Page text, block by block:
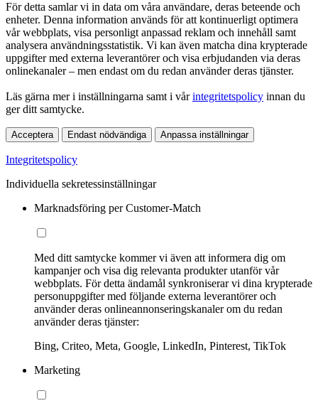
För detta samlar vi in data om våra användare, deras beteende och
enheter. Denna information används för att kontinuerligt optimera
vår webbplats, visa personligt anpassad reklam och innehåll samt
analysera användningsstatistik. Vi kan även matcha dina krypterade
uppgifter med externa leverantörer och visa erbjudanden via deras
onlinekanaler – men endast om du redan använder deras tjänster.
Läs gärna mer i inställningarna samt i vårintegritetspolicy innan du
ger ditt samtycke.
Acceptera Endast nödvändiga Anpassa inställningar
Integritetspolicy
Individuella sekretessinställningar
Marknadsföring per Customer-Match
Med ditt samtycke kommer vi även att informera dig om
kampanjer och visa dig relevanta produkter utanför vår
webbplats. För detta ändamål synkroniserar vi dina krypterade
personuppgifter med följande externa leverantörer och
använder deras onlineannonseringskanaler om du redan
använder deras tjänster:
Bing, Criteo, Meta, Google, LinkedIn, Pinterest, TikTok
Marketing